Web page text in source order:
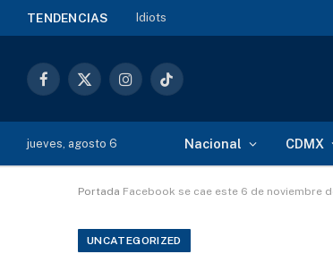
TENDENCIAS La guerra de los últimos
Facebook
X
InstagramTikTok
jueves, agosto 6 Nacional CDMX
Portada Facebook se cae este 6 de noviembre
UNCATEGORIZED